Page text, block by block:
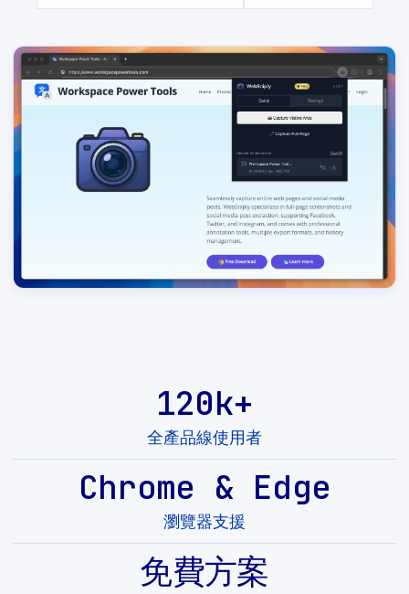
120k+
全產品線使用者
Chrome & Edge
瀏覽器支援
免費方案